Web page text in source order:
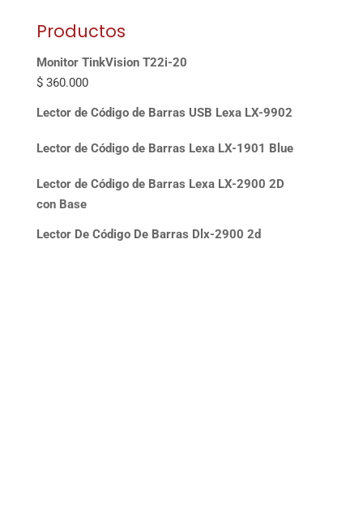
Productos
Monitor TinkVision T22i-20
$360.000
Lector de Código de Barras USB Lexa LX-9902
Lector de Código de Barras Lexa LX-1901 Blue
Lector de Código de Barras Lexa LX-2900 2D
con Base
Lector De Código De Barras Dlx-2900 2d